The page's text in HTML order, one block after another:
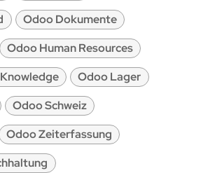
Odoo Dokumente
Odoo Human Resources
Odoo Lager
Odoo Schweiz
Odoo Zeiterfassung